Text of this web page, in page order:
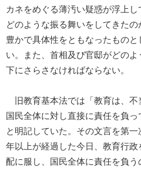
カネをめぐる薄汚い疑惑が浮上
どのような振る舞いをしてきた
豊かで具体性をともなったもの
い。また、首相及び官邸がどの
下にさらさなければならない。
旧教育基本法では「教育は、不
国民全体に対し直接に責任を負っ
と明記していた。その文言を第
年以上が経過した今日、教育行
配に服し、国民全体に責任を負